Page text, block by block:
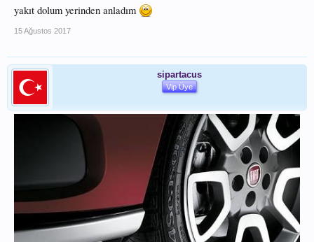
yakıt dolum yerinden anladım
15 Ağustos 2017
sipartacus
Vip Üye